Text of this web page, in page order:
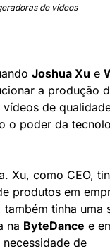
de vídeos
Joshua Xu e
a produção
de
o poder da
Xu, como CEO,
produtos em
também tinha uma
na ByteDance e
de